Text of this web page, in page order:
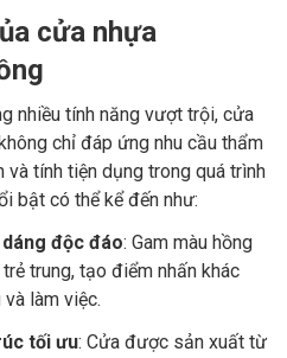
cửa nhựa
nhiều tính năng vượt trội, cửa
chỉ đáp ứng nhu cầu thẩm
tính tiện dụng trong quá trình
bật có thể kể đến như:
độc đáo: Gam màu hồng
trung, tạo điểm nhấn khác
làm việc.
tối ưu: Cửa được sản xuất từ